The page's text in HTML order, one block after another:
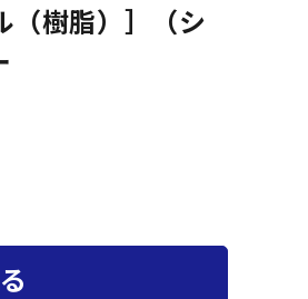
樹脂）］（シ